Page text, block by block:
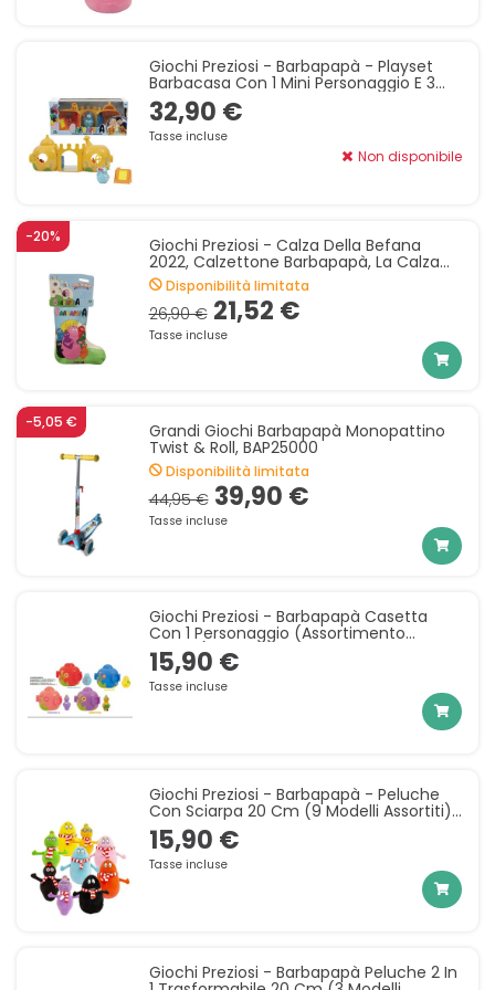
Giochi Preziosi - Barbapapà - Playset
Barbacasa Con 1 Mini Personaggio E 3
Ambientazioni Di Gioco, Con Accessori E
Funzioni, Per
32,90 €
Tasse incluse
Non disponibile
-20% Giochi Preziosi - Calza Della Befana
2022, Calzettone Barbapapà, La Calza
Della Befana Con Tante Sorprese Della
Famiglia Più Col
Disponibilità limitata
26,90 € 21,52 €
Tasse incluse
-5,05 € Grandi Giochi Barbapapà Monopattino
Twist & Roll, BAP25000
Disponibilità limitata
44,95 € 39,90 €
Tasse incluse
Giochi Preziosi - Barbapapà Casetta
Con 1 Personaggio (assortimento
Modelli) - BAP42000
15,90 €
Tasse incluse
Giochi Preziosi - Barbapapà - Peluche
Con Sciarpa 20 Cm (9 Modelli Assortiti)
- BAP43000
15,90 €
Tasse incluse
Giochi Preziosi - Barbapapà Peluche 2 In